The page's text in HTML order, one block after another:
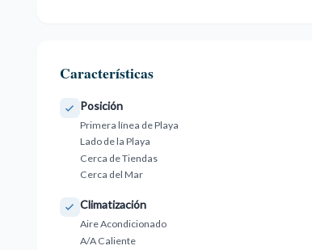
Características
Posición
Primera línea de Playa
Lado de la Playa
Cerca de Tiendas
Cerca del Mar
Climatización
Aire Acondicionado
A/A Caliente